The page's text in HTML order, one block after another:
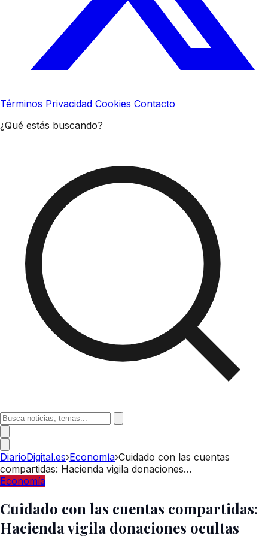
Términos Privacidad Cookies Contacto
¿Qué estás buscando?
DiarioDigital.es›Economía›Cuidado con las cuentas
compartidas: Hacienda vigila donaciones…
Economía
Cuidado con las cuentas compartidas:
Hacienda vigila donaciones ocultas